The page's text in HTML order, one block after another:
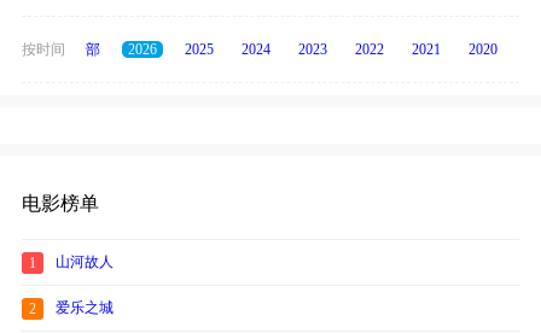
按时间 全部 2026 2025 2024 2023 2022 2021 2020
电影榜单
1 山河故人
2 爱乐之城